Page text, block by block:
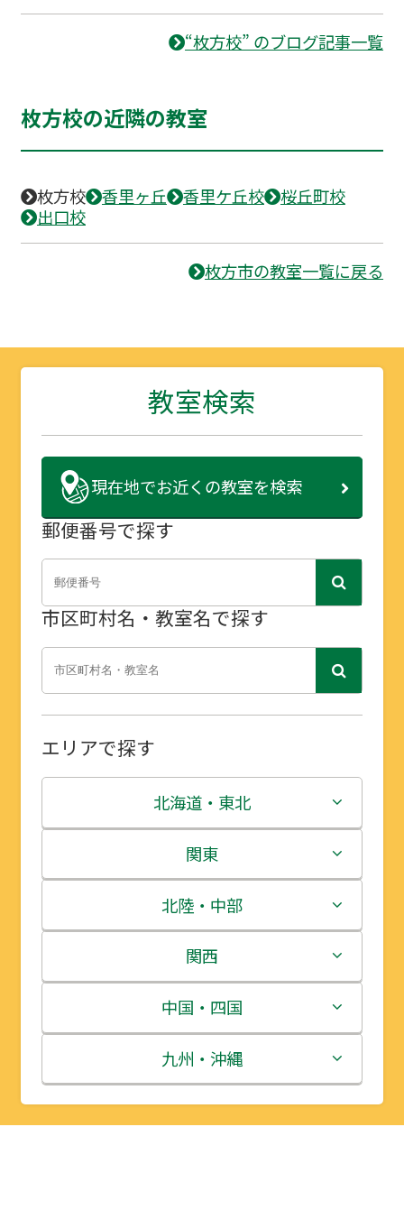
“枚方校” のブログ記事一覧
枚方校の近隣の教室
枚方校 香里ヶ丘 香里ケ丘校
桜丘町校
出口校
枚方市の教室一覧に戻る
教室検索
現在地でお近くの教室を検索
郵便番号で探す
市区町村名・教室名で探す
エリアで探す
北海道・東北
北海道
青森県
岩手県
宮城県
秋田県
山形県
関東
茨城県
栃木県
群馬県
埼玉県
千葉県
北陸・中部
新潟県
富山県
石川県
福井県
関西
三重県
滋賀県
京都府
中国・四国
鳥取県
島根県
九州・沖縄
福岡県